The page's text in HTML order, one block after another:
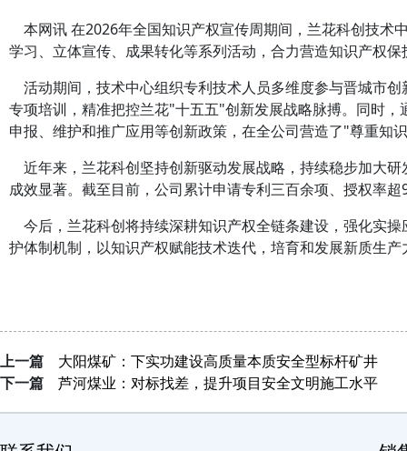
本网讯 在2026年全国知识产权宣传周期间，兰花科创技术
学习、立体宣传、成果转化等系列活动，合力营造知识产权
活动期间，技术中心组织专利技术人员多维度参与晋城市
专项培训，精准把控兰花"十五五"创新发展战略脉搏。同时
申报、维护和推广应用等创新政策，在全公司营造了"尊重知
近年来，兰花科创坚持创新驱动发展战略，持续稳步加大
成效显著。截至目前，公司累计申请专利三百余项、授权率超
今后，兰花科创将持续深耕知识产权全链条建设，强化实
护体制机制，以知识产权赋能技术迭代，培育和发展新质生
上一篇
大阳煤矿：下实功建设高质量本质安全型标杆矿井
下一篇
芦河煤业：对标找差，提升项目安全文明施工水平